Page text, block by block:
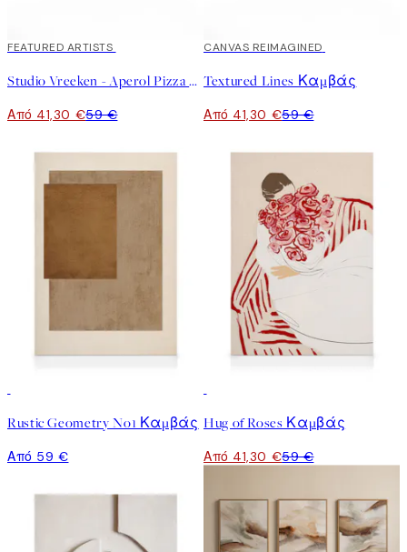
30%*
FEATURED ARTISTS
Studio Vreeken - Aperol Pizza Party Καμβάς
Από 41,30 €59 €
30%*
CANVAS REIMAGINED
Textured Lines Καμβάς
Από 41,30 €59 €
Rustic Geometry No1 Καμβάς
Από 59 €
Hug of Roses Καμβάς
Από 41,30 €59 €